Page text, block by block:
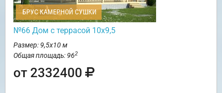
БРУС КАМЕРНОЙ СУШКИ
№66 Дом с террасой 10х9,5
Размер: 9,5х10 м
Общая площадь: 962
от 2332400